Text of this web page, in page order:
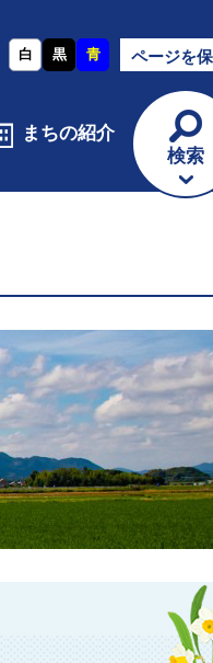
白 黒 青 ページを
まちの紹介
検索